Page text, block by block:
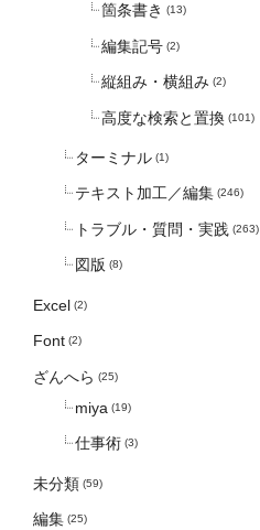
箇条書き (13)
編集記号 (2)
縦組み・横組み (2)
高度な検索と置換 (101)
ターミナル (1)
テキスト加工／編集 (246)
トラブル・質問・実践 (263)
図版 (8)
Excel (2)
Font (2)
ざんへら (25)
miya (19)
仕事術 (3)
未分類 (59)
編集 (25)